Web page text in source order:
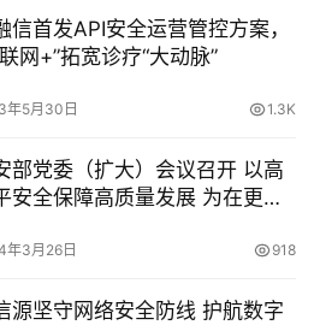
信首发API安全运营管控方案，
网+”拓宽诊疗“大动脉”
年5月30日 1.3K
部党委（扩大）会议召开 以高
安全保障高质量发展 为在更高
年3月26日 918
源坚守网络安全防线 护航数字